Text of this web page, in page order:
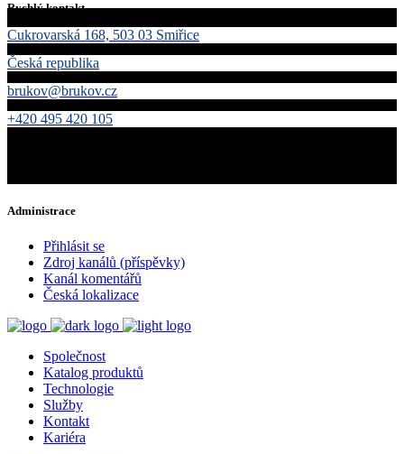
Rychlý kontakt
Cukrovarská 168, 503 03 Smiřice
Česká republika
brukov@brukov.cz
+420 495 420 105
Administrace
Přihlásit se
Zdroj kanálů (příspěvky)
Kanál komentářů
Česká lokalizace
Společnost
Katalog produktů
Technologie
Služby
Kontakt
Kariéra